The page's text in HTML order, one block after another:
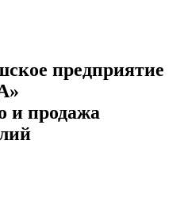
предприятие
и продажа